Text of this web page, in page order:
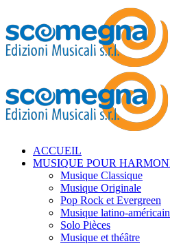
ACCUEIL
MUSIQUE POUR
Musique Classique
Musique Originale
Pop Rock et Evergreen
Musique latino-
Solo Pièces
Musique et théâtre